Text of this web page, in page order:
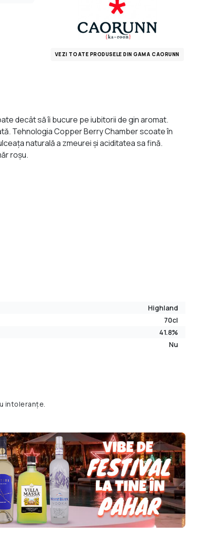
VEZI TOATE PRODUSELE DIN GAMA CAORUNN
decât să îi bucure pe iubitorii de gin aromat.
Tehnologia Copper Berry Chamber scoate în
naturală a zmeurei și aciditatea sa fină.
roșu.
Highland
70cl
41.8%
Nu
intoleranțe.